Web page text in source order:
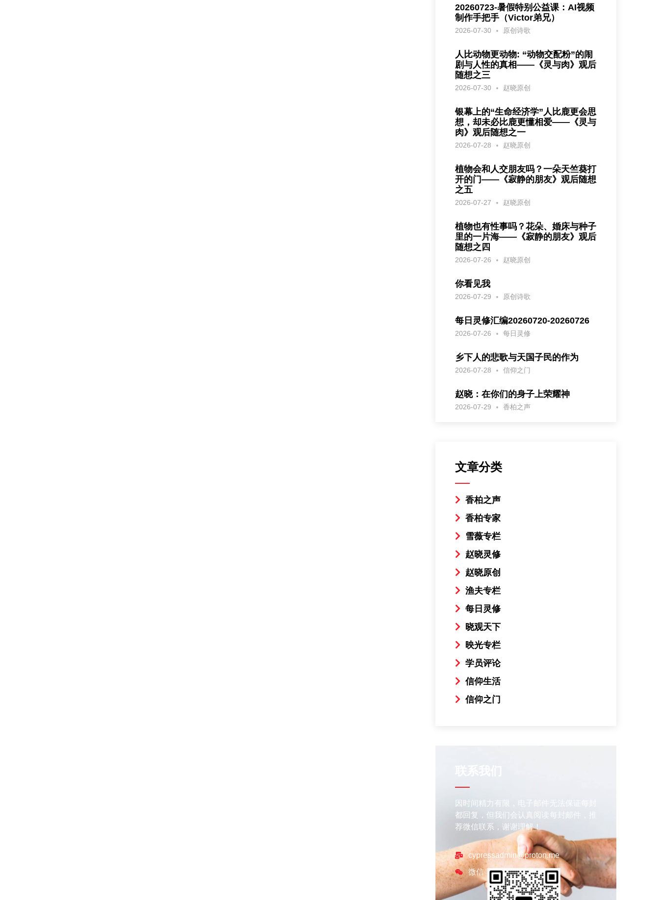
20260723-暑假特别公益课：AI视频
制作手把手（Victor弟兄）
2026-07-30 原创诗歌
人比动物更动物: “动物交配粉”的闹
剧与人性的真相——《灵与肉》观后
随想之三
2026-07-30 赵晓原创
银幕上的“生命经济学”人比鹿更会思
想，却未必比鹿更懂相爱——《灵与
肉》观后随想之一
2026-07-28 赵晓原创
植物会和人交朋友吗？一朵天竺葵打
开的门——《寂静的朋友》观后随想
之五
2026-07-27 赵晓原创
植物也有性事吗？花朵、婚床与种子
里的一片海——《寂静的朋友》观后
随想之四
2026-07-26 赵晓原创
你看见我
2026-07-29 原创诗歌
每日灵修汇编20260720-20260726
2026-07-26 每日灵修
乡下人的悲歌与天国子民的作为
2026-07-28 信仰之门
赵晓：在你们的身子上荣耀神
2026-07-29 香柏之声
文章分类
香柏之声
香柏专家
雪薇专栏
赵晓灵修
赵晓原创
渔夫专栏
每日灵修
晓观天下
映光专栏
学员评论
信仰生活
信仰之门
因时间精力有限，电子邮件无法保证每封
都回复，但我们会认真阅读每封邮件，推
荐微信联系，谢谢理解！
cypressadmin@proton.me
微信